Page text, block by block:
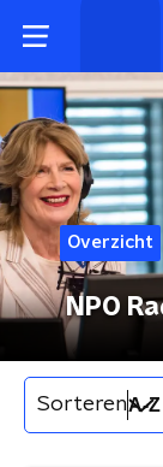
Overzicht
NPO
Sorteren